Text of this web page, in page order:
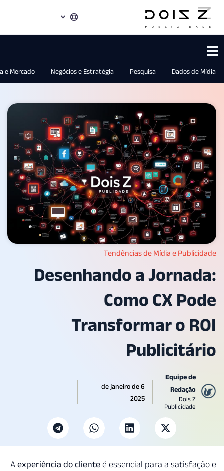
Dados
Pesquisa
Negócios e Estratégia
Indústria e Mercado
Tendências de Mídia e
Desenhando a
Como CX
Transformar o
Equipe de
Redação
Dois Z
Publicidade
6 de janeiro de
Aexperiência do clienteé essencial para a